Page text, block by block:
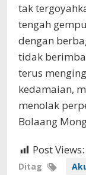
tak
tengah
dengan
tidak
terus
kedamaian,
menolak
Bolaang
Post Views:
Ditag